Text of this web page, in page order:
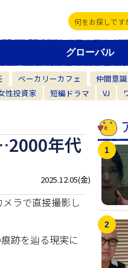
グローバル
ベーカリーカフェ 仲間意識
性投資家 短編ドラマ VJ
年代
2025.12.05(金)
ラで直接撮影し
跡を辿る現実に